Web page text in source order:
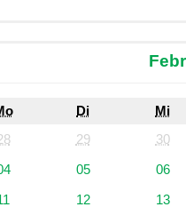
Di Mi
29 30
05 06
12 13